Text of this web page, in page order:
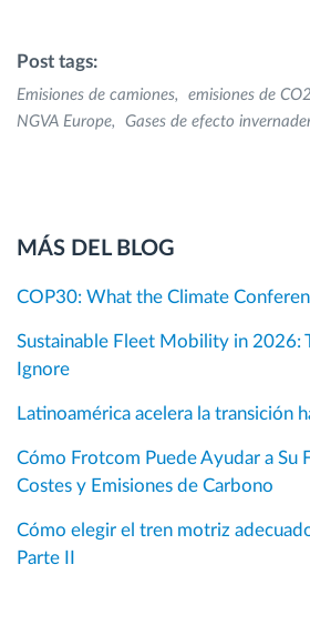
Post tags:
Emisiones de camiones emisiones de CO2
NGVA Europe
Gases de efecto
MÁS DEL BLOG
COP30: What the Climate
Sustainable Fleet Mobility in 2026:
Ignore
Latinoamérica acelera la transición
Cómo Frotcom Puede Ayudar a Su
Costes y Emisiones de Carbono
Cómo elegir el tren motriz
Parte II